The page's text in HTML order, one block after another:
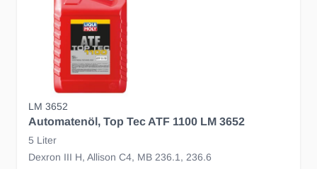
LM 3652
Automatenöl, Top Tec ATF 1100 LM 3652
5 Liter
Dexron III H, Allison C4, MB 236.1, 236.6